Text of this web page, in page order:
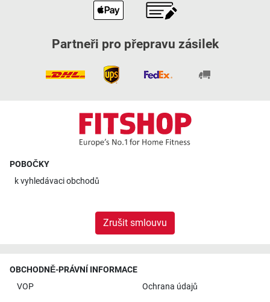
Partneři pro přepravu zásilek
POBOČKY
kvyhledávaci obchodů
Zrušit smlouvu
OBCHODNĚ-PRÁVNÍ INFORMACE
VOP
Ochrana údajů